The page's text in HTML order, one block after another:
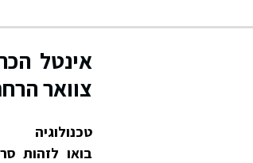
אינטל
צוואר
בואו לזהות